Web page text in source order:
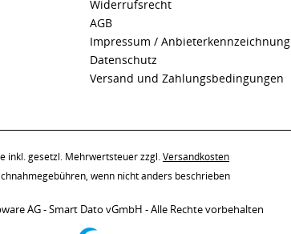
Widerrufsrecht
AGB
Impressum / Anbieterkennzeichnung
Datenschutz
Versand und Zahlungsbedingungen
inkl. gesetzl. Mehrwertsteuer zzgl.Versandkosten
wenn nicht anders beschrieben
AG - Smart Dato vGmbH - Alle Rechte vorbehalten